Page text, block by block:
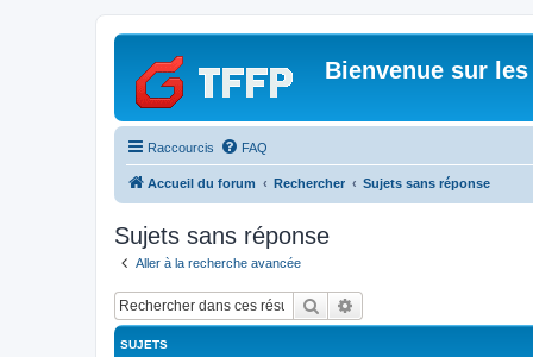
Bienvenue sur
Raccourcis FAQ
Accueil du forum Rechercher Sujets sans réponse
Sujets sans réponse
Aller à la recherche avancée
Rechercher
SUJETS